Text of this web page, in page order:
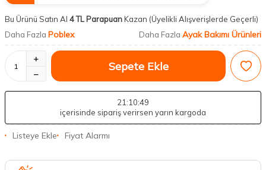
Bu Ürünü Satın Al 4 TL ParapuanKazan (Üyelikli Alışverişlerde Geçerli)
Daha Fazla Poblex Daha Fazla Ayak Bakımı Ürünleri
Sepete Ekle
21:10:48
içerisinde sipariş verirsen yarın kargoda
Listeye Ekle Fiyat Alarmı